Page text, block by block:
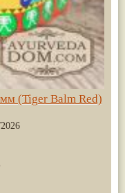
(Tiger Balm Red)